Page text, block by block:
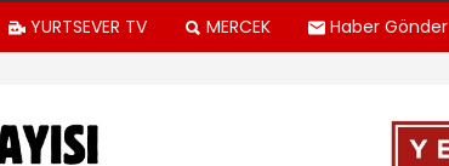
YURTSEVER TV MERCEK Haber Gönder